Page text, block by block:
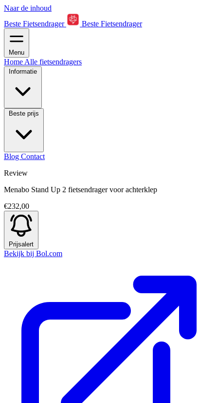
Naar de inhoud
Beste Fietsendrager
Beste Fietsendrager
Menu
Home Alle fietsendragers
Informatie
Beste prijs
Blog Contact
Review
Menabo Stand Up 2 fietsendrager voor achterklep
€232,00
Prijsalert
Bekijk bij Bol.com